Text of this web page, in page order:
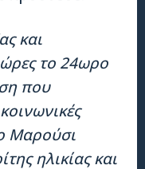
και
το 24ωρο
που
Μαρούσι
ηλικίας και